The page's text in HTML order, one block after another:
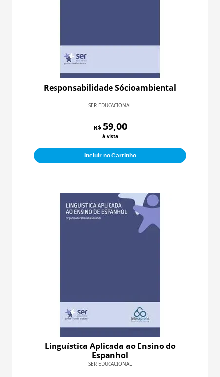
Responsabilidade Sócioambiental
SER EDUCACIONAL
R$ 59,00
à vista
Incluir no Carrinho
Linguística Aplicada ao Ensino do
Espanhol
SER EDUCACIONAL